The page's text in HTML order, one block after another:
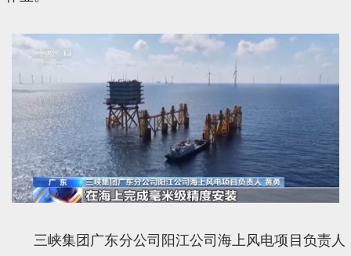
三峡集团广东分公司阳江公司海上风电项目负责人